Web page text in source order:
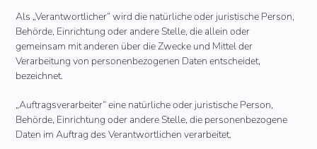
Als „Verantwortlicher“ wird die natürliche oder juristische Person,
Behörde, Einrichtung oder andere Stelle, die allein oder
gemeinsam mit anderen über die Zwecke und Mittel der
Verarbeitung von personenbezogenen Daten entscheidet,
bezeichnet.
„Auftragsverarbeiter“ eine natürliche oder juristische Person,
Behörde, Einrichtung oder andere Stelle, die personenbezogene
Daten im Auftrag des Verantwortlichen verarbeitet.